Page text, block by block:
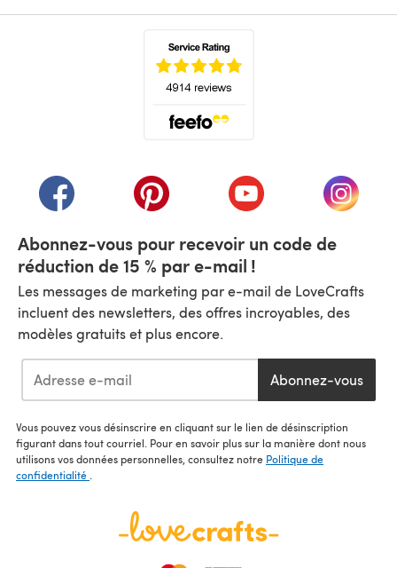
(s'ouvre dans un nouvel onglet)
(s'ouvre dans un nouvel onglet)
(s'ouvre dans un(s'ouvre
Abonnez-vous pour recevoir un code de
réduction de 15 % par e-mail !
Les messages de marketing par e-mail de LoveCrafts
incluent des newsletters, des offres incroyables, des
modèles gratuits et plus encore.
Abonnez-vous
Vous pouvez vous désinscrire en cliquant sur le lien de désinscription
figurant dans tout courriel. Pour en savoir plus sur la manière dont nous
utilisons vos données personnelles, consultez notre Politique de
confidentialité